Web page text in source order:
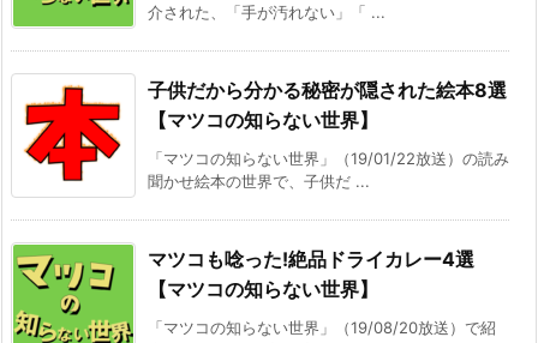
介された、「手が汚れない」「 ...
子供だから分かる秘密が隠された絵本8選
【マツコの知らない世界】
「マツコの知らない世界」（19/01/22放送）の読み
聞かせ絵本の世界で、子供だ ...
マツコも唸った!絶品ドライカレー4選
【マツコの知らない世界】
「マツコの知らない世界」（19/08/20放送）で紹